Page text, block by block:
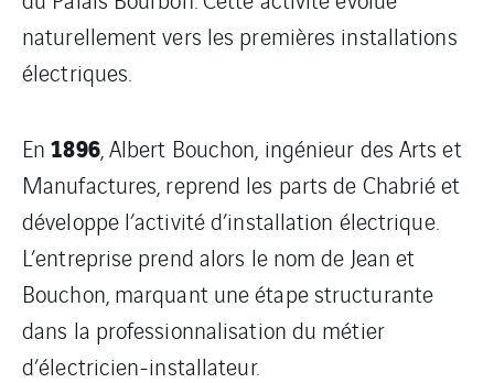
naturellement vers les premières installations
électriques.
En1896, Albert Bouchon, ingénieur des Arts et
Manufactures, reprend les parts de Chabrié et
développe l’activité d’installation électrique.
L’entreprise prend alors le nom de Jean et
Bouchon, marquant une étape structurante
dans la professionnalisation du métier
d’électricien-installateur.